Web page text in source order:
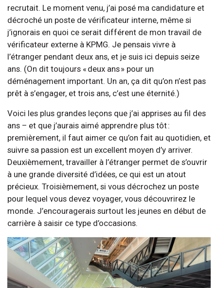
recrutait. Le moment venu, j’ai posé ma candidature et
décroché un poste de vérificateur interne, même si
j’ignorais en quoi ce serait différent de mon travail de
vérificateur externe à KPMG. Je pensais vivre à
l’étranger pendant deux ans, et je suis ici depuis seize
ans. (On dit toujours « deux ans » pour un
déménagement important. Un an, ça dit qu’on n’est pas
prêt à s’engager, et trois ans, c’est une éternité.)
Voici les plus grandes leçons que j’ai apprises au fil des
ans – et que j’aurais aimé apprendre plus tôt :
premièrement, il faut aimer ce qu’on fait au quotidien, et
suivre sa passion est un excellent moyen d’y arriver.
Deuxièmement, travailler à l’étranger permet de s’ouvrir
à une grande diversité d’idées, ce qui est un atout
précieux. Troisièmement, si vous décrochez un poste
pour lequel vous devez voyager, vous découvrirez le
monde. J’encouragerais surtout les jeunes en début de
carrière à saisir ce type d’occasions.